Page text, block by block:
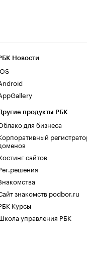
Новости
продукты РБК
для бизнеса
сайтов
знакомств podbor.ru
Курсы
управления РБК